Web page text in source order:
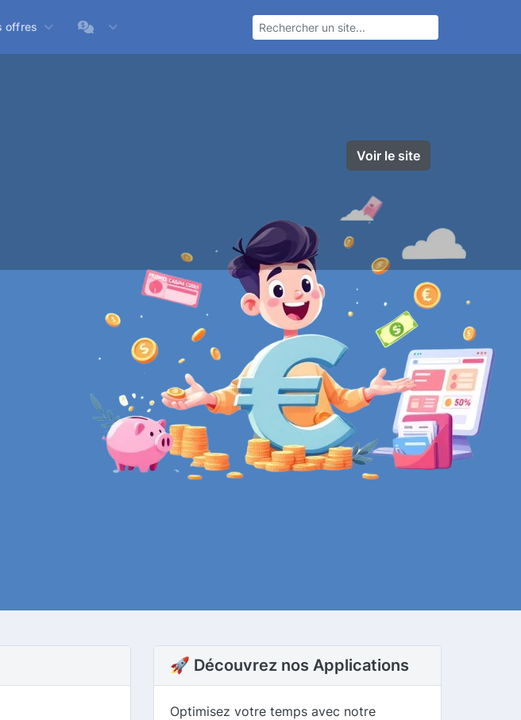
offres
Voir le site
🚀 Découvrez nos Applications
Optimisez votre temps avec notre